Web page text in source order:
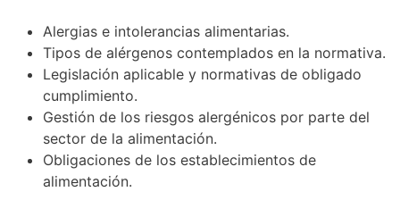
Alergias e intolerancias alimentarias.
Tipos de alérgenos contemplados en la normativa.
Legislación aplicable y normativas de obligado
cumplimiento.
Gestión de los riesgos alergénicos por parte del
sector de la alimentación.
Obligaciones de los establecimientos de
alimentación.